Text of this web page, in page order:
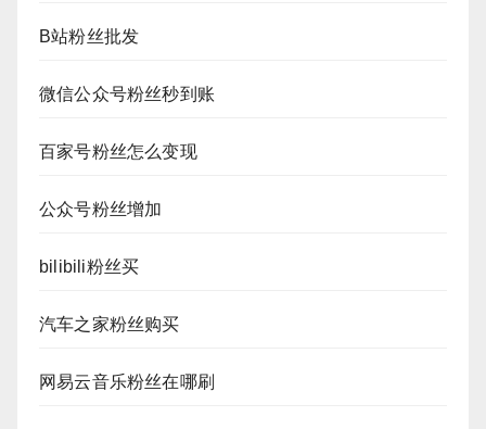
B站粉丝批发
微信公众号粉丝秒到账
百家号粉丝怎么变现
公众号粉丝增加
bilibili粉丝买
汽车之家粉丝购买
网易云音乐粉丝在哪刷